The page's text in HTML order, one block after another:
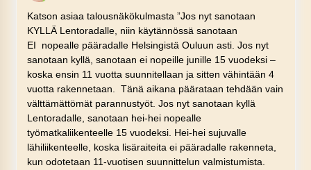
Katson asiaa talousnäkökulmasta ”Jos nyt sanotaan
KYLLÄ Lentoradalle, niin käytännössä sanotaan
EI nopealle pääradalle Helsingistä Ouluun asti. Jos nyt
sanotaan kyllä, sanotaan ei nopeille junille 15 vuodeksi –
koska ensin 11 vuotta suunnitellaan ja sitten vähintään 4
vuotta rakennetaan. Tänä aikana päärataan tehdään vain
välttämättömät parannustyöt. Jos nyt sanotaan kyllä
Lentoradalle, sanotaan hei-hei nopealle
työmatkaliikenteelle 15 vuodeksi. Hei-hei sujuvalle
lähiliikenteelle, koska lisäraiteita ei pääradalle rakenneta,
kun odotetaan 11-vuotisen suunnittelun valmistumista.